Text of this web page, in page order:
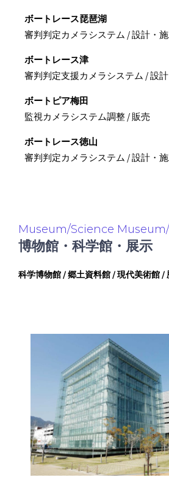
ボートレース琵琶湖
審判判定カメラシステム / 設計・
ボートレース津
審判判定支援カメラシステム / 設
ボートピア梅田
監視カメラシステム調整 / 販売
ボートレース徳山
審判判定カメラシステム / 設計・
Museum/Science
博物館・科学館・展示
科学博物館 / 郷土資料館 / 現代美術館 /